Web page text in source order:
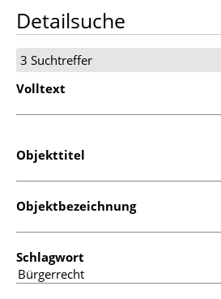
Detailsuche
3 Suchtreffer
Volltext
Objekttitel
Objektbezeichnung
Schlagwort